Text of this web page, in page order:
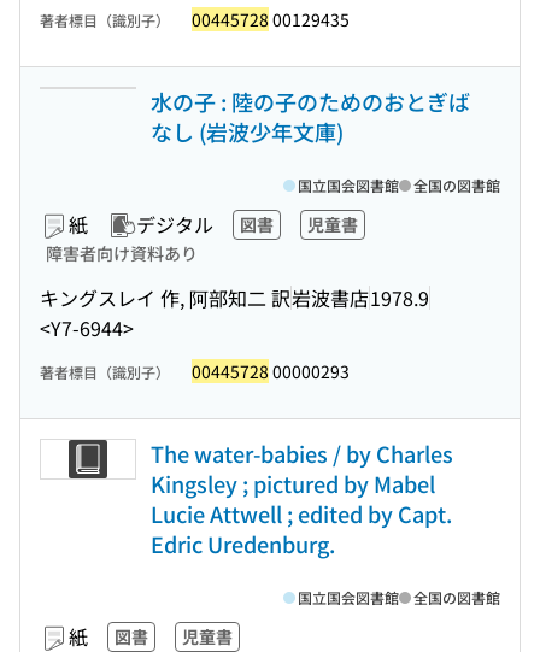
著者標目（識別子） 00445728 00129435
水の子 : 陸の子のためのおとぎば
なし (岩波少年文庫)
紙 デジタル 図書
児童書
障害者向け資料あり
キングスレイ 作, 阿部知二 訳岩波書店1978.9
<Y7-6944>
国立国会図書館 全国の図書館
著者標目（識別子） 00445728 00000293
The water-babies / by Charles
Kingsley ; pictured by Mabel
Lucie Attwell ; edited by Capt.
Edric Uredenburg.
紙 図書 児童書
国立国会図書館 全国の図書館